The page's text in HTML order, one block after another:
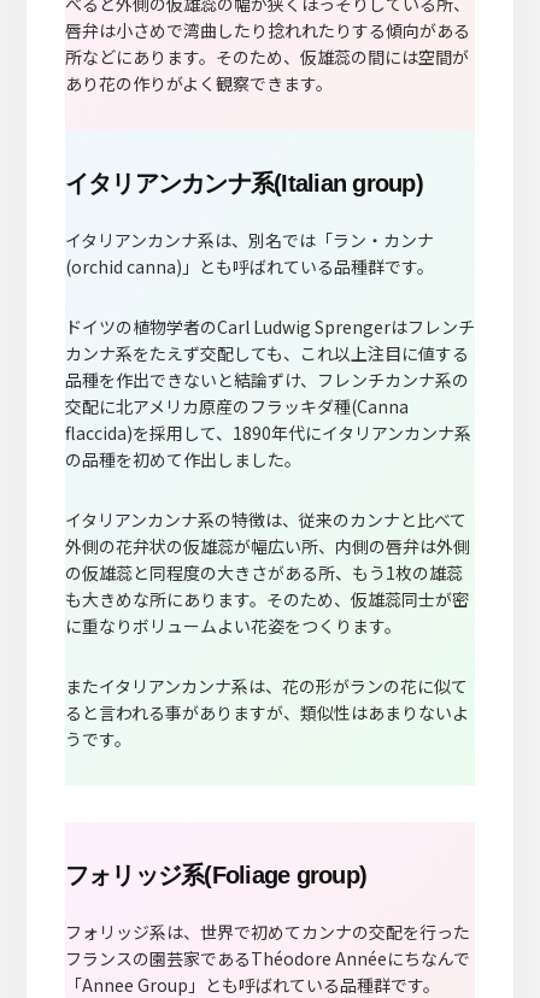
唇弁は小さめで湾曲したり捻れれたりする傾向がある
所などにあります。そのため、仮雄蕊の間には空間が
あり花の作りがよく観察できます。
イタリアンカンナ系(Italian group)
イタリアンカンナ系は、別名では「ラン・カンナ
(orchid canna)」とも呼ばれている品種群です。
ドイツの植物学者のCarl Ludwig Sprengerはフレンチ
カンナ系をたえず交配しても、これ以上注目に値する
品種を作出できないと結論ずけ、フレンチカンナ系の
交配に北アメリカ原産のフラッキダ種(Canna
flaccida)を採用して、1890年代にイタリアンカンナ系
の品種を初めて作出しました。
イタリアンカンナ系の特徴は、従来のカンナと比べて
外側の花弁状の仮雄蕊が幅広い所、内側の唇弁は外側
の仮雄蕊と同程度の大きさがある所、もう1枚の雄蕊
も大きめな所にあります。そのため、仮雄蕊同士が密
に重なりボリュームよい花姿をつくります。
またイタリアンカンナ系は、花の形がランの花に似て
ると言われる事がありますが、類似性はあまりないよ
うです。
フォリッジ系(Foliage group)
フォリッジ系は、世界で初めてカンナの交配を行った
フランスの園芸家であるThéodore Annéeにちなんで
「Annee Group」とも呼ばれている品種群です。